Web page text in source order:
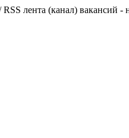
RSS лента (канал) вакансий -